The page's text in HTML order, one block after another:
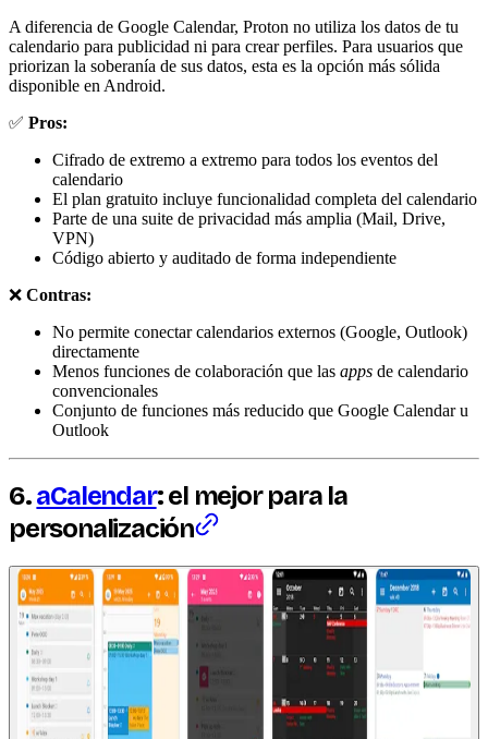
A diferencia de Google Calendar, Proton no utiliza los datos de tu
calendario para publicidad ni para crear perfiles. Para usuarios que
priorizan la soberanía de sus datos, esta es la opción más sólida
disponible en Android.
✅ Pros:
Cifrado de extremo a extremo para todos los eventos del
calendario
El plan gratuito incluye funcionalidad completa del calendario
Parte de una suite de privacidad más amplia (Mail, Drive,
VPN)
Código abierto y auditado de forma independiente
❌ Contras:
No permite conectar calendarios externos (Google, Outlook)
directamente
Menos funciones de colaboración que las apps de calendario
convencionales
Conjunto de funciones más reducido que Google Calendar u
Outlook
6.aCalendar: el mejor para la
personalización